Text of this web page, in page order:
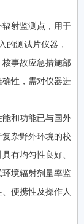
射监测点，用于
的测试片仪器，
事故应急措施部
性，需对仪器进
和功能已与国外
杂野外环境的校
有均匀性良好、
境辐射剂量率监
便携性及操作人